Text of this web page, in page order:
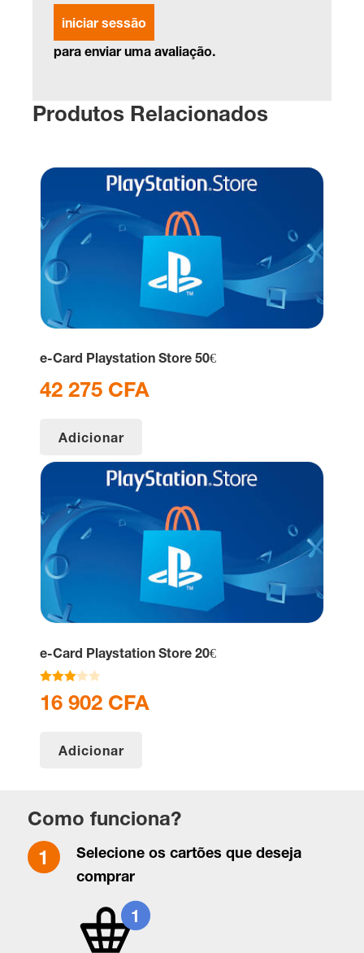
iniciar sessão
para enviar uma avaliação.
Produtos Relacionados
e-Card Playstation Store 50€
42 275 CFA
Adicionar
e-Card Playstation Store 20€
Avaliaç
ão3.00
16 902 CFA
Adicionar
Como funciona?
Selecione os cartões que deseja
comprar